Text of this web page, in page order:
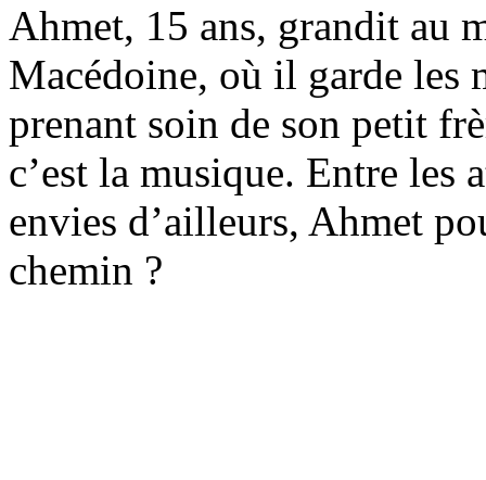
Ahmet, 15 ans, grandit au
Macédoine, où il garde les
prenant soin de son petit
c’est la musique. Entre les
envies d’ailleurs, Ahmet
chemin ?